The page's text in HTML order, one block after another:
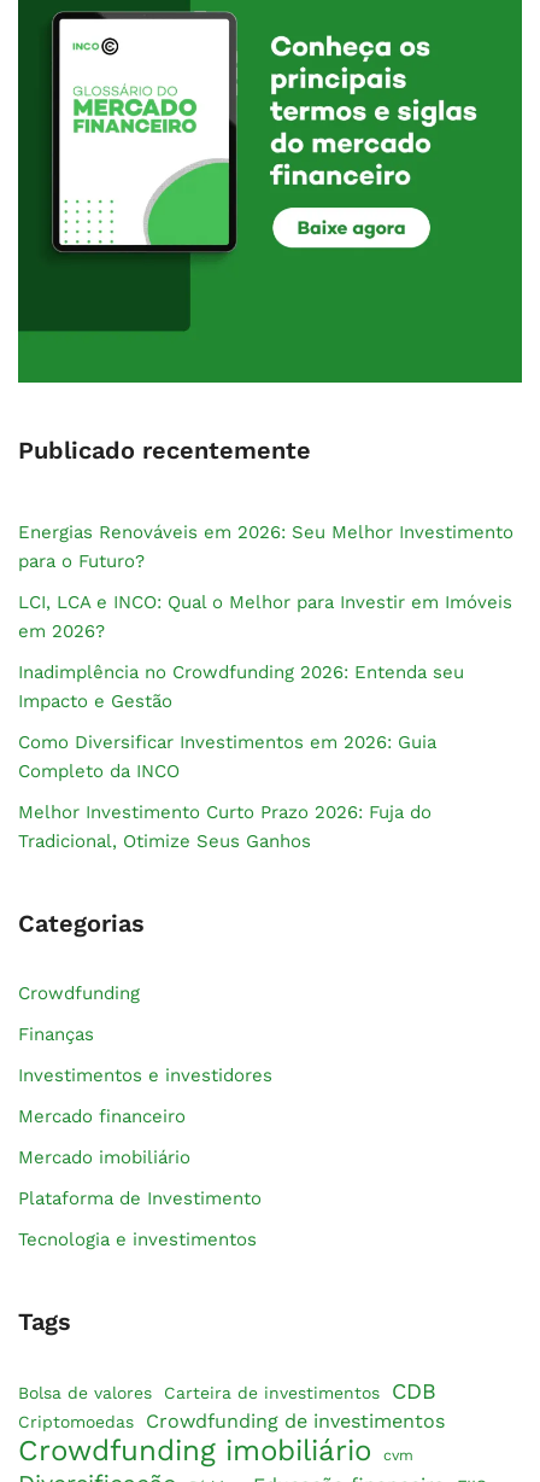
Publicado recentemente
Energias Renováveis em 2026: Seu Melhor Investimento
para o Futuro?
LCI, LCA e INCO: Qual o Melhor para Investir em Imóveis
em 2026?
Inadimplência no Crowdfunding 2026: Entenda seu
Impacto e Gestão
Como Diversificar Investimentos em 2026: Guia
Completo da INCO
Melhor Investimento Curto Prazo 2026: Fuja do
Tradicional, Otimize Seus Ganhos
Categorias
Crowdfunding
Finanças
Investimentos e investidores
Mercado financeiro
Mercado imobiliário
Plataforma de Investimento
Tecnologia e investimentos
Tags
Bolsa de valores Carteira de investimentos CDB
Criptomoedas Crowdfunding de investimentos
Crowdfunding imobiliário cvm